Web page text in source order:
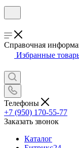
Справочная
Избранные
Телефоны
+7 (950) 170-55-77
Заказать звонок
Каталог